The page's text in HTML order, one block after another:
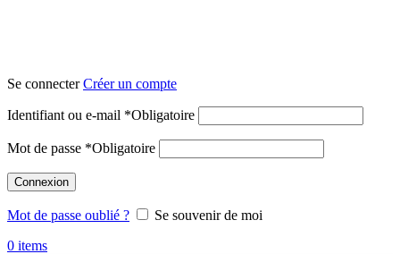
Se connecterCréer un compte
Identifiant ou e-mail *Obligatoire
Mot de passe *Obligatoire
Connexion
Mot de passe oublié ?
Se souvenir de moi
0 items